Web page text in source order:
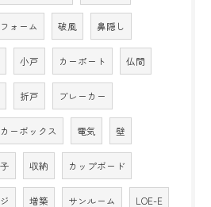
ォーム 破風 鼻隠し
小戸 カーポート 仏間
折戸 ブレーカー
ーボックス 電気 壁
収納 カップボード
増築 サンルーム LOE-E